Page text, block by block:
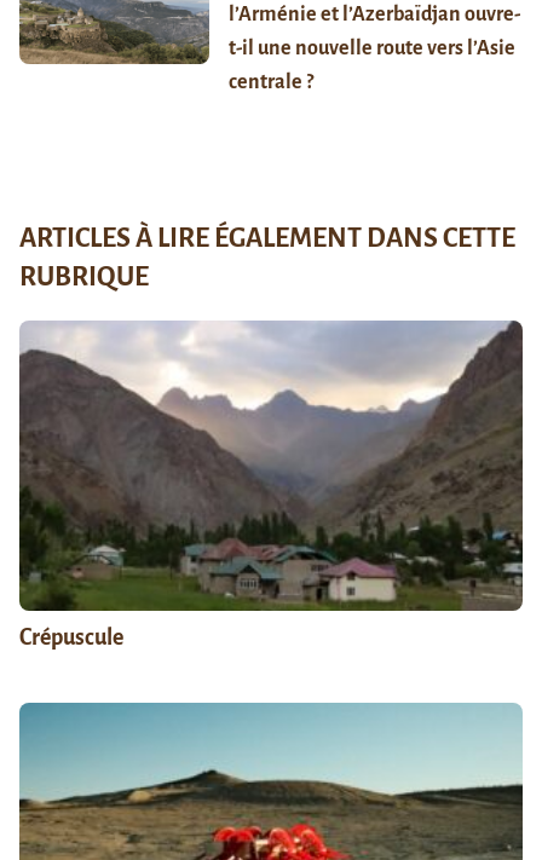
l’Arménie et l’Azerbaïdjan ouvre-
t-il une nouvelle route vers l’Asie
centrale ?
ARTICLES À LIRE ÉGALEMENT DANS CETTE
RUBRIQUE
Crépuscule